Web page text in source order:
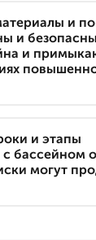
и
и
и
и этапы
бассейном
могут